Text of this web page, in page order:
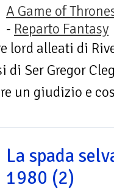
A Game of
- Reparto Fantasy
lord alleati di
di Ser Gregor
un giudizio e
La spada
1980 (2)